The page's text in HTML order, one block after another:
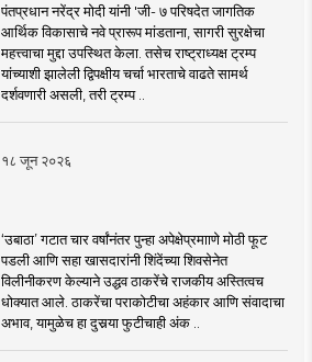
पंतप्रधान नरेंद्र मोदी यांनी 'जी- ७ परिषदेत जागतिक
आर्थिक विकासाचे नवे प्रारूप मांडताना, सागरी सुरक्षेचा
महत्त्वाचा मुद्दा उपस्थित केला. तसेच राष्ट्राध्यक्ष ट्रम्प
यांच्याशी झालेली द्विपक्षीय चर्चा भारताचे वाढते सामर्थ
दर्शवणारी असली, तरी ट्रम्प ..
१८ जून २०२६
‘उबाठा’ गटात चार वर्षांनंतर पुन्हा अपेक्षेप्रमााणे मोठी फूट
पडली आणि सहा खासदारांनी शिंदेंच्या शिवसेनेत
विलीनीकरण केल्याने उद्धव ठाकरेंचे राजकीय अस्तित्वच
धोक्यात आले. ठाकरेंचा पराकोटीचा अहंकार आणि संवादाचा
अभाव, यामुळेच हा दुसर्‍या फुटीचाही अंक ..